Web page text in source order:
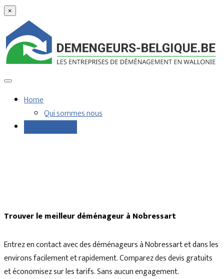
×
Home
Qui sommes nous
Trouver le meilleur déménageur à Nobressart
Entrez en contact avec des déménageurs à Nobressart et dans les
environs facilement et rapidement. Comparez des devis gratuits
et économisez sur les tarifs. Sans aucun engagement.